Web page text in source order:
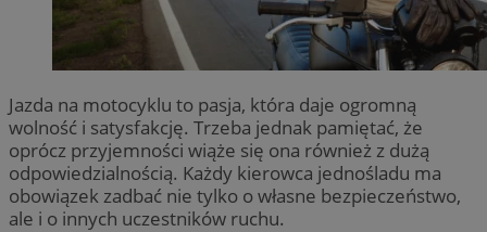
Jazda na motocyklu to pasja, która daje ogromną
wolność i satysfakcję. Trzeba jednak pamiętać, że
oprócz przyjemności wiąże się ona również z dużą
odpowiedzialnością. Każdy kierowca jednośladu ma
obowiązek zadbać nie tylko o własne bezpieczeństwo,
ale i o innych uczestników ruchu.